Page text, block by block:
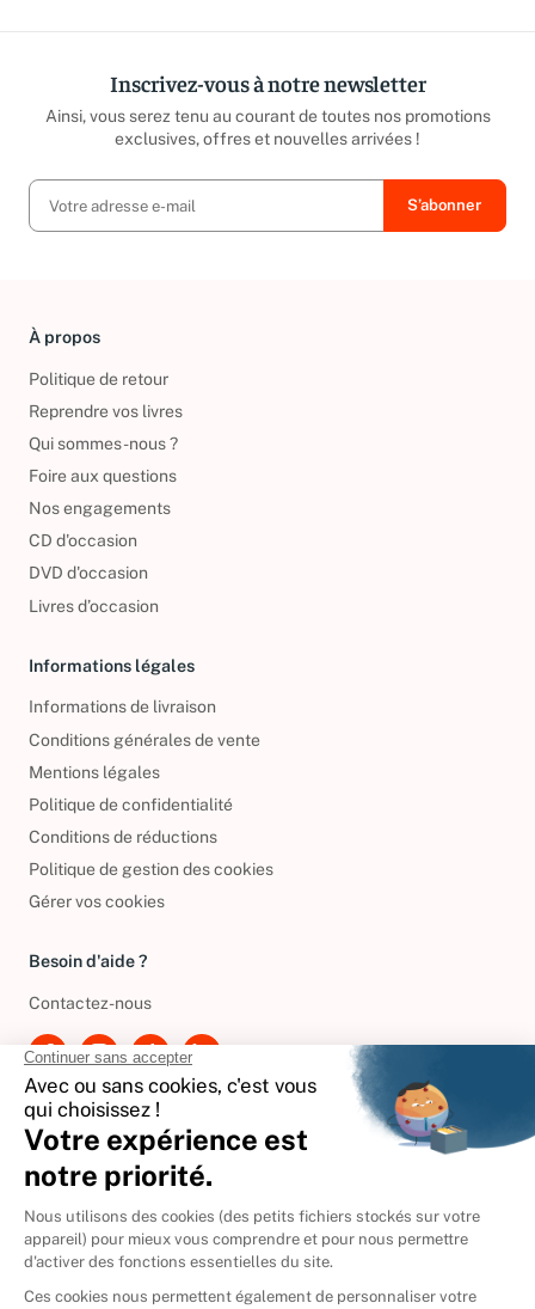
Inscrivez-vous à notre newsletter
Ainsi, vous serez tenu au courant de toutes nos promotions
exclusives, offres et nouvelles arrivées !
À propos
Politique de retour
Reprendre vos livres
Qui sommes-nous ?
Foire aux questions
Nos engagements
CD d'occasion
DVD d'occasion
Livres d’occasion
Informations légales
Informations de livraison
Conditions générales de vente
Mentions légales
Politique de confidentialité
Conditions de réductions
Politique de gestion des cookies
Gérer vos cookies
Besoin d'aide ?
Contactez-nous
International
🇪🇸Espagne
🇩🇪Allemagne
🇮🇹 Italie